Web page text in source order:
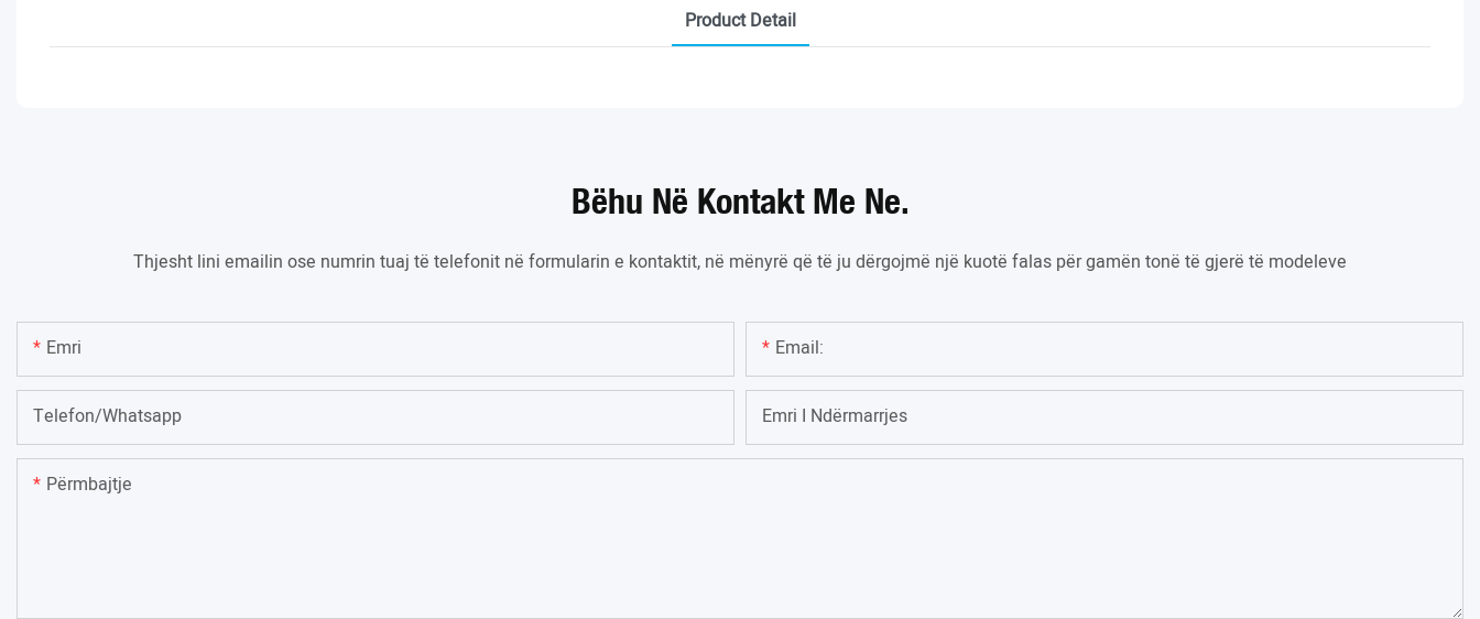
Product Detail
Bëhu Në Kontakt Me Ne.
Thjesht lini emailin ose numrin tuaj të telefonit në formularin e kontaktit, në mënyrë që të ju dërgojmë një kuotë falas për gamën tonë të gjerë të modeleve
Emri Email:
Telefon/whatsapp Emri I Ndërmarrjes
Përmbajtje